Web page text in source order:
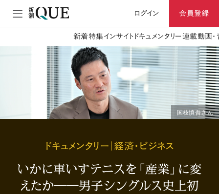
ログイン 会員登録
新着特集 インサイト ドキュメンタリー 連載動画
国枝慎吾さん
ドキュメンタリー｜経済・ビジネス
いかに車いすテニスを「産業」に変
えたか――男子シングルス史上初